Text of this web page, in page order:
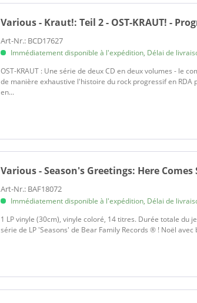
Various - Kraut!:Teil 2 - OST-KRAUT! -
Art-Nr.: BCD17627
Immédiatement disponible à l'expédition, Délai de
OST-KRAUT : Une série de deux CD en deux volumes - le
de manière exhaustive l'histoire du rock progressif en
en...
Various - Season's Greetings: Here
Art-Nr.: BAF18072
Immédiatement disponible à l'expédition, Délai de
1 LP vinyle (30cm), vinyle coloré, 14 titres. Durée totale du
série de LP 'Seasons' de Bear Family Records ® ! Noël